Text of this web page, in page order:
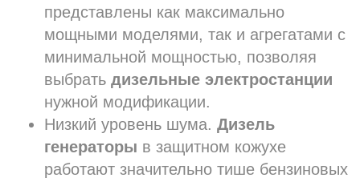
представлены как максимально
мощными моделями, так и агрегатами с
минимальной мощностью, позволяя
выбрать дизельные электростанции
нужной модификации.
Низкий уровень шума. Дизель
генераторы в защитном кожухе
работают значительно тише бензиновых